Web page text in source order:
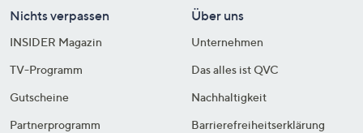
Nichts verpassen
INSIDER Magazin
TV-Programm
Gutscheine
Partnerprogramm
Über uns
Unternehmen
Das alles ist QVC
Nachhaltigkeit
Barrierefreiheitserklärung